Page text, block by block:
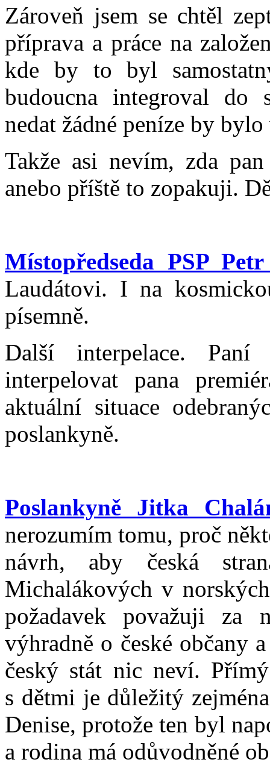
Zároveň jsem se chtěl
příprava a práce na
kde by to byl
budoucna integroval do
nedat žádné peníze by
Takže asi nevím, zda
anebo příště to zopakuji.
Místopředseda PSP
Laudátovi. I na
písemně.
Další interpelace. Paní
interpelovat pana
aktuální situace
poslankyně.
Poslankyně Jitka
nerozumím tomu, proč
návrh, aby česká
Michalákových v
požadavek považuji za
výhradně o české občany
český stát nic neví.
s dětmi je důležitý
Denise, protože ten byl
a rodina má odůvodněné